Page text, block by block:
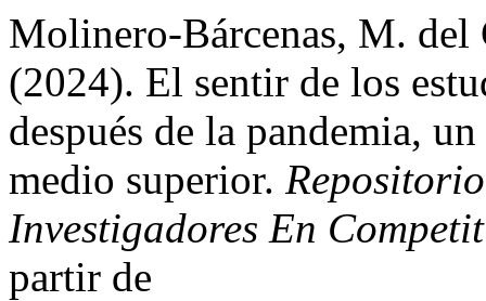
Molinero-Bárcenas, M.
(2024). El sentir de los
después de la pandemia,
medio superior.
Investigadores En
partir de